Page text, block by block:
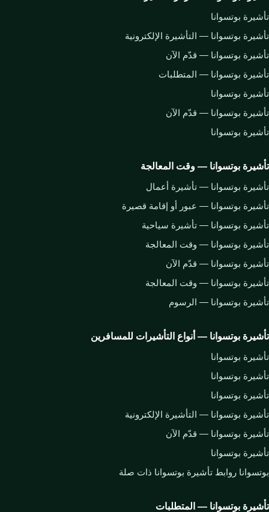
تأشيرة بوتسوانا
تأشيرة بوتسوانا — التأشيرة الإلكترونية
تأشيرة بوتسوانا — قدّم الآن
تأشيرة بوتسوانا — المتطلبات
تأشيرة بوتسوانا
تأشيرة بوتسوانا — قدّم الآن
تأشيرة بوتسوانا
تأشيرة بوتسوانا — وقت المعالجة
تأشيرة بوتسوانا — تأشيرة أعمال
تأشيرة بوتسوانا — عبور أو إقامة قصيرة
تأشيرة بوتسوانا — تأشيرة سياحية
تأشيرة بوتسوانا — وقت المعالجة
تأشيرة بوتسوانا — قدّم الآن
تأشيرة بوتسوانا — وقت المعالجة
تأشيرة بوتسوانا — الرسوم
تأشيرة بوتسوانا — أنواع التأشيرات للمسافرين
تأشيرة بوتسوانا
تأشيرة بوتسوانا
تأشيرة بوتسوانا
تأشيرة بوتسوانا — التأشيرة الإلكترونية
تأشيرة بوتسوانا — قدّم الآن
تأشيرة بوتسوانا
بوتسوانا روابط تأشيرة بوتسوانا ذات صلة
تأشيرة بوتسوانا — المتطلبات